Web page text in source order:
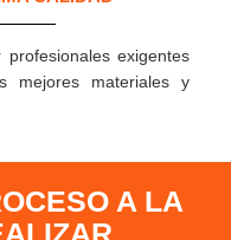
exigentes
mejores materiales y
A LA